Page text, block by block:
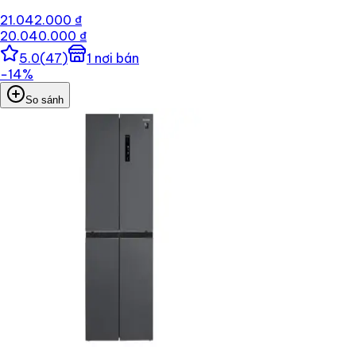
21.042.000 ₫
20.040.000 ₫
5.0(47) 1 nơi bán
−14%
So sánh